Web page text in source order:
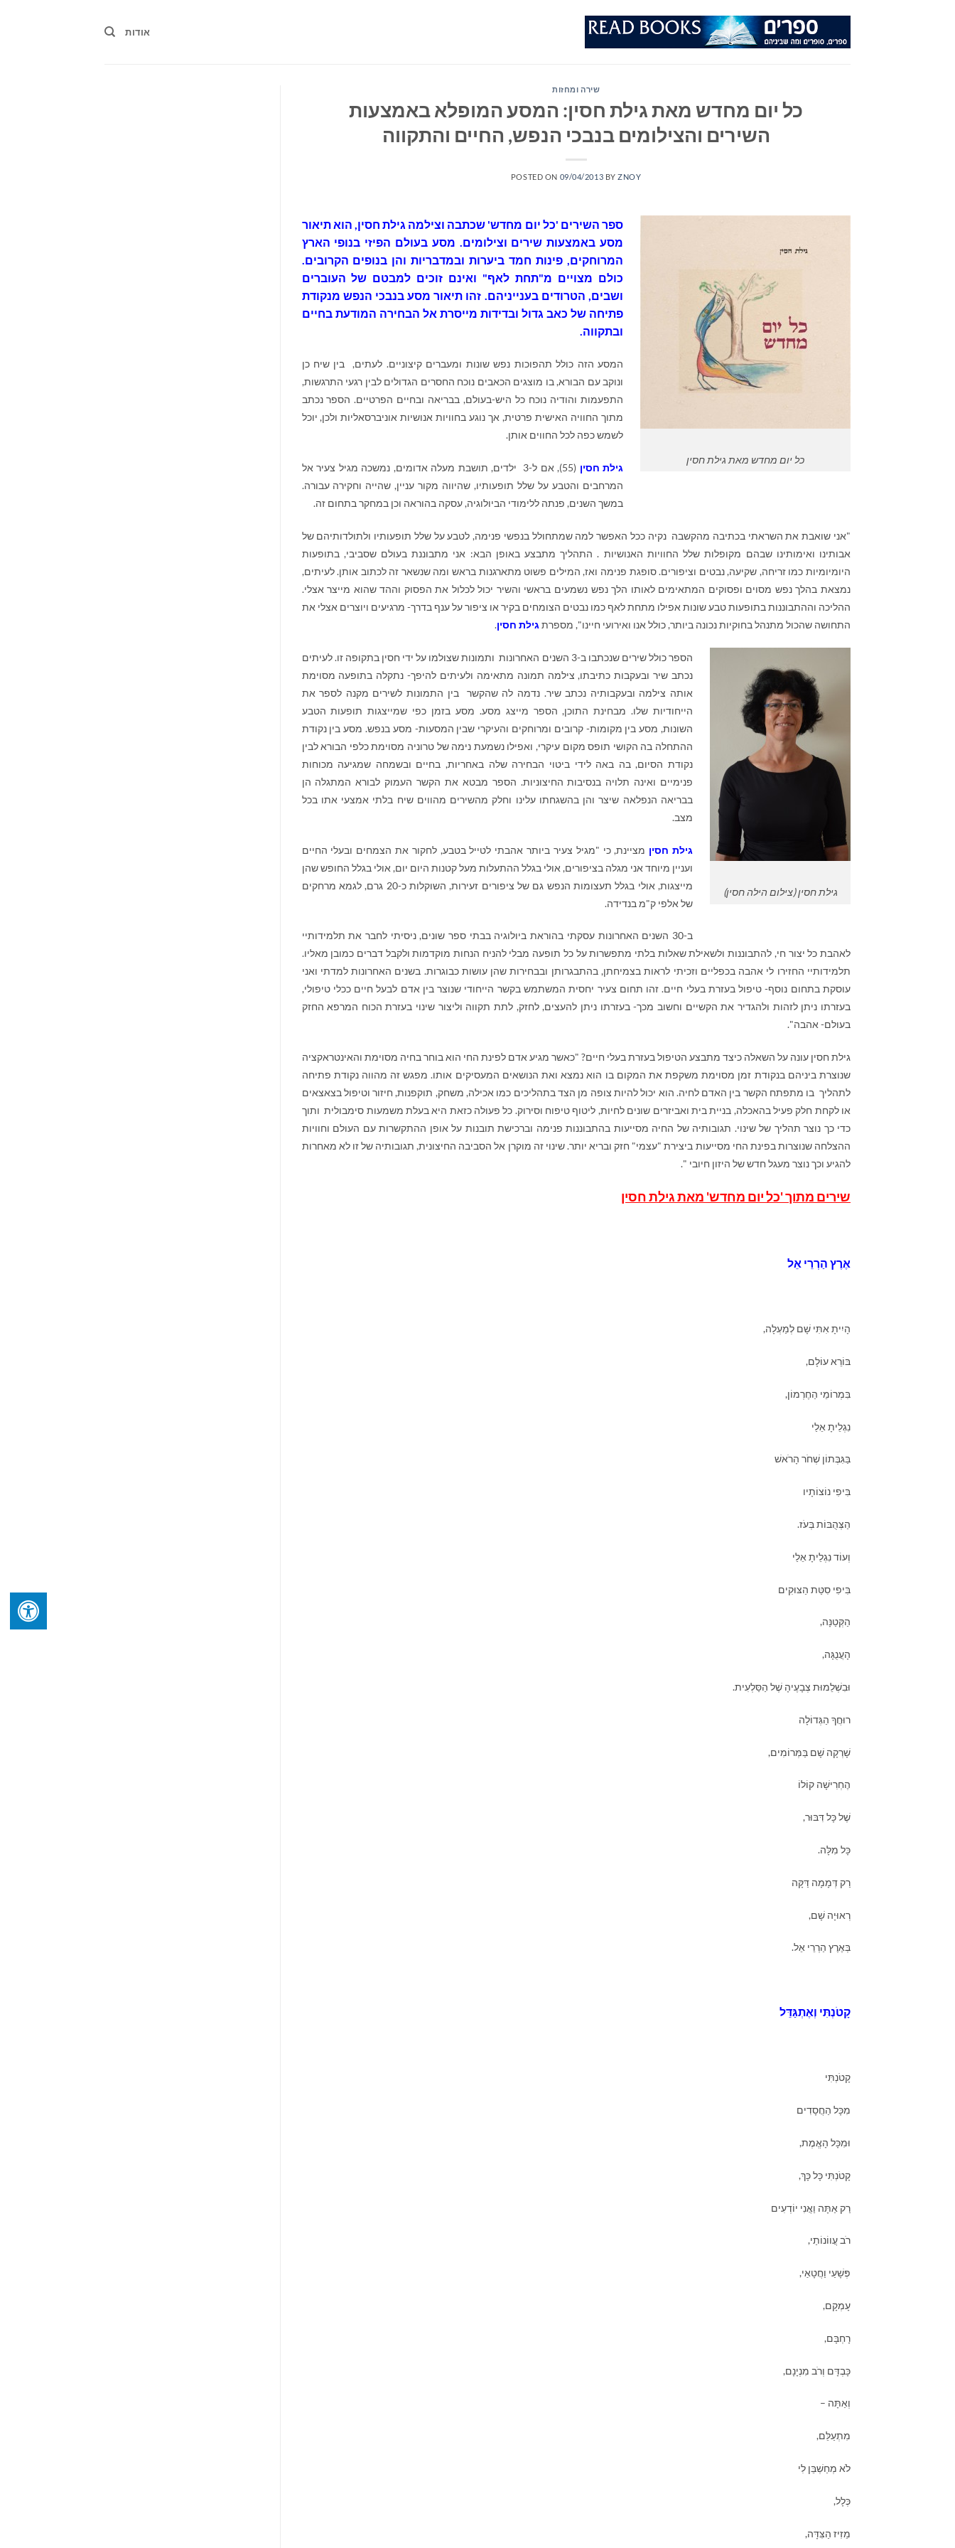
אודות
שירה ומחזות
כל יום מחדש מאת גילת חסין: המסע המופלא באמצעות
השירים והצילומים בנבכי הנפש, החיים והתקווה
POSTED ON 09/04/2013 BYZNOY
כל יום מחדש מאת גילת חסין
ספר השירים 'כל יום מחדש' שכתבה וצילמה גילת חסין , הוא תיאור
מסע באמצעות שירים וצילומים. מסע בעולם הפיזי בנופי הארץ
המרוחקים, פינות חמד ביערות ובמדבריות והן בנופים הקרובים.
כולם מצויים מ"תחת לאף" ואינם זוכים למבטם של העוברים
ושבים, הטרודים בענייניהם. זהו תיאור מסע בנבכי הנפש מנקודת
פתיחה של כאב גדול ובדידות מייסרת אל הבחירה המודעת בחיים
ובתקווה.
המסע הזה כולל תהפוכות נפש שונות ומעברים קיצוניים. לעתים, בין שיח כן
ונוקב עם הבורא, בו מוצגים הכאבים נוכח החסרים הגדולים לבין רגעי התרגשות,
התפעמות והודיה נוכח כל היש-בעולם, בבריאה ובחיים הפרטיים. הספר נכתב
מתוך החוויה האישית פרטית, אך נוגע בחוויות אנושיות אוניברסאליות ולכן, יוכל
לשמש כפה לכל החווים אותן.
גילת חסין
(55), אם ל-3 ילדים, תושבת מעלה אדומים, נמשכה מגיל צעיר אל
המרחבים והטבע על שלל תופעותיו, שהיווה מקור עניין, שהייה וחקירה עבורה.
במשך השנים, פנתה ללימודי הביולוגיה, עסקה בהוראה וכן במחקר בתחום זה.
"אני שואבת את השראתי בכתיבה מהקשבה נקיה ככל האפשר למה שמתחולל בנפשי פנימה, לטבע על שלל תופעותיו ולתולדותיהם של
אבותינו ואימותינו שבהם מקופלות שלל החוויות האנושיות . התהליך מתבצע באופן הבא: אני מתבוננת בעולם שסביבי, בתופעות
היומיומיות כמו זריחה, שקיעה, נבטים וציפורים. סופגת פנימה ואז, המילים פשוט מתארגנות בראש ומה שנשאר זה לכתוב אותן. לעיתים,
נמצאת בהלך נפש מסוים ופסוקים המתאימים לאותו הלך נפש נשמעים בראשי והשיר יכול לכלול את הפסוק וההד שהוא מייצר אצלי.
ההליכה וההתבוננות בתופעות טבע שונות אפילו מתחת לאף כמו נבטים הצומחים בקיר או ציפור על ענף בדרך- מרגיעים ויוצרים אצלי את
התחושה שהכול מתנהל בחוקיות נכונה ביותר, כולל אנו ואירועי חיינו", מספרת גילת חסין.
גילת חסין (צילום הילה חסין)
הספר כולל שירים שנכתבו ב-3 השנים האחרונות ותמונות שצולמו על ידי חסין בתקופה זו. לעיתים
נכתב שיר ובעקבות כתיבתו, צילמה תמונה מתאימה ולעיתים להיפך- נתקלה בתופעה מסוימת
אותה צילמה ובעקבותיה נכתב שיר. נדמה לה שהקשר בין התמונות לשירים מקנה לספר את
הייחודיות שלו. מבחינת התוכן, הספר מייצג מסע. מסע בזמן כפי שמייצגות תופעות הטבע
השונות, מסע בין מקומות- קרובים ומרוחקים והעיקרי שבין המסעות- מסע בנפש. מסע בין נקודת
ההתחלה בה הקושי תופס מקום עיקרי, ואפילו נשמעת נימה של טרוניה מסוימת כלפי הבורא לבין
נקודת הסיום, בה באה לידי ביטוי הבחירה שלה באחריות, בחיים ובשמחה שמגיעה מכוחות
פנימיים ואינה תלויה בנסיבות החיצוניות. הספר מבטא את הקשר העמוק לבורא המתגלה הן
בבריאה הנפלאה שיצר והן בהשגחתו עלינו וחלק מהשירים מהווים שיח בלתי אמצעי אתו בכל
מצב.
גילת חסין מציינת, כי "מגיל צעיר ביותר אהבתי לטייל בטבע, לחקור את הצמחים ובעלי החיים
ועניין מיוחד אני מגלה בציפורים, אולי בגלל ההתעלות מעל קטנות היום יום, אולי בגלל החופש שהן
מייצגות, אולי בגלל תעצומות הנפש גם של ציפורים זעירות, השוקלות כ-20 גרם, לגמא מרחקים
של אלפי ק"מ בנדידה.
ב-30 השנים האחרונות עסקתי בהוראת ביולוגיה בבתי ספר שונים, ניסיתי לחבר את תלמידותיי
לאהבת כל יצור חי, להתבוננות ולשאילת שאלות בלתי מתפשרות על כל תופעה מבלי להניח הנחות מוקדמות ולקבל דברים כמובן מאליו.
תלמידותיי החזירו לי אהבה בכפליים וזכיתי לראות בצמיחתן, בהתבגרותן ובבחירות שהן עושות כבוגרות. בשנים האחרונות למדתי ואני
עוסקת בתחום נוסף- טיפול בעזרת בעלי חיים. זהו תחום צעיר יחסית המשתמש בקשר הייחודי שנוצר בין אדם לבעל חיים ככלי טיפולי,
בעזרתו ניתן לזהות ולהגדיר את הקשיים וחשוב מכך- בעזרתו ניתן להעצים, לחזק, לתת תקווה וליצור שינוי בעזרת הכוח המרפא החזק
בעולם- אהבה".
גילת חסין עונה על השאלה כיצד מתבצע הטיפול בעזרת בעלי חיים? "כאשר מגיע אדם לפינת החי הוא בוחר בחיה מסוימת והאינטראקציה
שנוצרת ביניהם בנקודת זמן מסוימת משקפת את המקום בו הוא נמצא ואת הנושאים המעסיקים אותו. מפגש זה מהווה נקודת פתיחה
לתהליך בו מתפתח הקשר בין האדם לחיה. הוא יכול להיות צופה מן הצד בתהליכים כמו אכילה, משחק, תוקפנות, חיזור וטיפול בצאצאים
או לקחת חלק פעיל בהאכלה, בניית בית ואביזרים שונים לחיות, ליטוף טיפוח וסירוק. כל פעולה כזאת היא בעלת משמעות סימבולית ותוך
כדי כך נוצר תהליך של שינוי. תגובותיה של החיה מסייעות בהתבוננות פנימה וברכישת תובנות על אופן ההתקשרות עם העולם וחוויות
ההצלחה שנוצרות בפינת החי מסייעות ביצירת "עצמי" חזק ובריא יותר. שינוי זה מוקרן אל הסביבה החיצונית, תגובותיה של זו לא מאחרות
להגיע וכך נוצר מעגל חדש של היזון חיובי ".
שירים מתוך 'כל יום מחדש' מאת גילת חסין
אֶרֶץ הַרְרֵי אֵל
הָיִיתָ אִתִּי שָׁם לְמַעְלָה,
בּוֹרֵא עוֹלָם,
בִּמְרוֹמֵי הַחֶרְמוֹן,
נִגְלֵיתָ אֵלַי
בַּגִּבְּתוֹן שְׁחֹר הָרֹאשׁ
בִּיפִי נוֹצוֹתָיו
הַצְּהֻבּוֹת בְּעֹז.
וְעוֹד נִגְלֵיתָ אֵלַי
בִּיפִי סִטַּת הַצּוּקִים
הַקְּטַנָּה,
הָעֲנֻגָּה,
וּבִשְׁלֵמוּת צְבָעֶיהָ שֶׁל הַסַּלְעִית.
רוּחֲךָ הַגְּדוֹלָה
שָׁרְקָה שָׁם בַּמְּרוֹמִים,
הֶחְרִישָׁה קוֹלוֹ
שֶׁל כָּל דִּבּוּר,
כָּל מִלָּה.
רַק דְּמָמָה דַּקָּה
רְאוּיָה שָׁם,
בְּאֶרֶץ הַרְרֵי אֵל.
קָטֹנְתִּי וְאֶתְגַּדֵּל
קָטֹנְתִּי
מִכָּל הַחֲסָדִים
וּמִכָּל הָאֱמֶת,
קָטֹנְתִּי כָּל כָּךְ,
רַק אַתָּה וַאֲנִי יוֹדְעִים
רֹב עֲווֹנוֹתַי,
פְּשָׁעַי וַחֲטָאַי,
עָמְקָם,
רָחְבָּם,
כָּבְדָּם וְרֹב מִנְיָנָם,
וְאַתָּה –
מִתְעַלֵּם,
לֹא מְחַשְׁבֵּן לִי
כְּלָל,
מֵזִיז הַצִּדָּה,